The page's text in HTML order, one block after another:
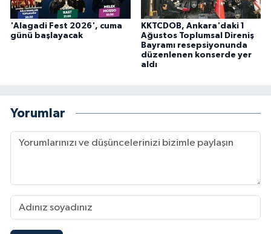
'Alagadi Fest 2026', cuma
günü başlayacak
KKTCDOB, Ankara'daki 1
Ağustos Toplumsal Direniş
Bayramı resepsiyonunda
düzenlenen konserde yer
aldı
Yorumlar